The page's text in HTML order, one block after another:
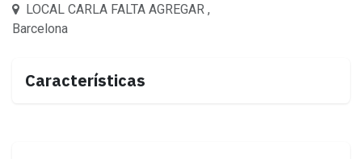
LOCAL CARLA FALTA AGREGAR ,
Barcelona
Características